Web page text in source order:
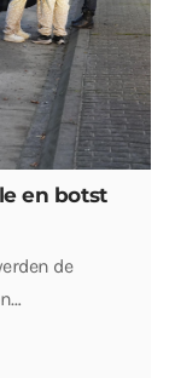
en botst
de